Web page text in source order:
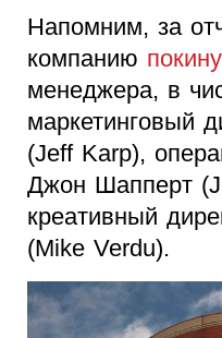
Напомним, за
компанию
менеджера, в
маркетинговый
(Jeff Karp),
Джон Шапперт
креативный
(Mike Verdu).